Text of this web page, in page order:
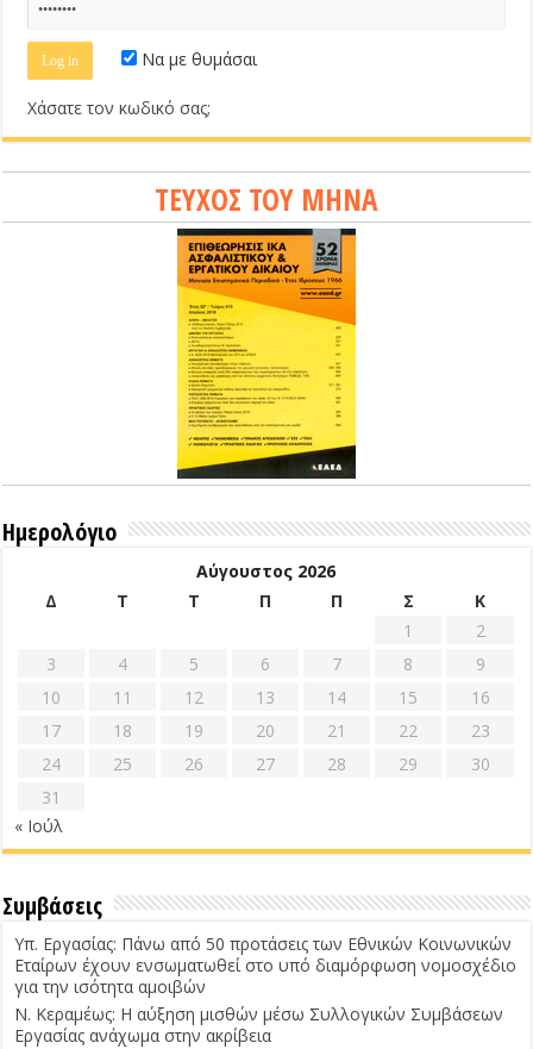
Να με θυμάσαι
Χάσατε τον κωδικό σας;
ΤΕΥΧΟΣ ΤΟΥ ΜΗΝΑ
Ημερολόγιο
Αύγουστος 2026
Δ
Τ Τ Π Π Σ
Κ
1
2
3
4 5 6 7 8
9
10
11 12 13 14 15
16
17
18 19 20 21 22
23
24
25 26 27 28 29
30
31
« Ιούλ
Συμβάσεις
Υπ. Εργασίας: Πάνω από 50 προτάσεις των Εθνικών Κοινωνικών
Εταίρων έχουν ενσωματωθεί στο υπό διαμόρφωση νομοσχέδιο
για την ισότητα αμοιβών
Ν. Κεραμέως: Η αύξηση μισθών μέσω Συλλογικών Συμβάσεων
Εργασίας ανάχωμα στην ακρίβεια